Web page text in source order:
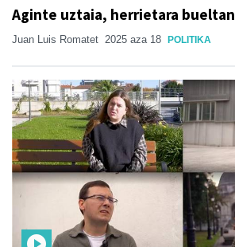
Aginte uztaia, herrietara bueltan
Juan Luis Romatet 2025 aza 18 POLITIKA